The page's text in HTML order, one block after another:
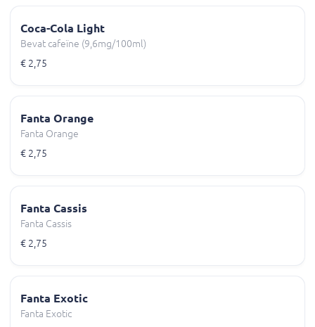
Coca-Cola Light
Bevat cafeïne (9,6mg/100ml)
€ 2,75
Fanta Orange
Fanta Orange
€ 2,75
Fanta Cassis
Fanta Cassis
€ 2,75
Fanta Exotic
Fanta Exotic